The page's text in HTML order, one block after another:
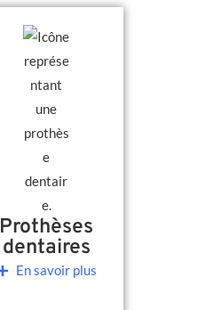
Prothèses
dentaires
En savoir plus